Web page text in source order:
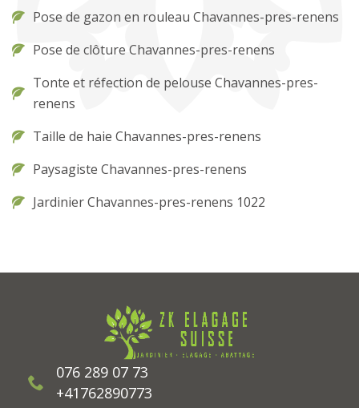
Pose de gazon en rouleau Chavannes-pres-renens
Pose de clôture Chavannes-pres-renens
Tonte et réfection de pelouse Chavannes-pres-
renens
Taille de haie Chavannes-pres-renens
Paysagiste Chavannes-pres-renens
Jardinier Chavannes-pres-renens 1022
076 289 07 73
+41762890773